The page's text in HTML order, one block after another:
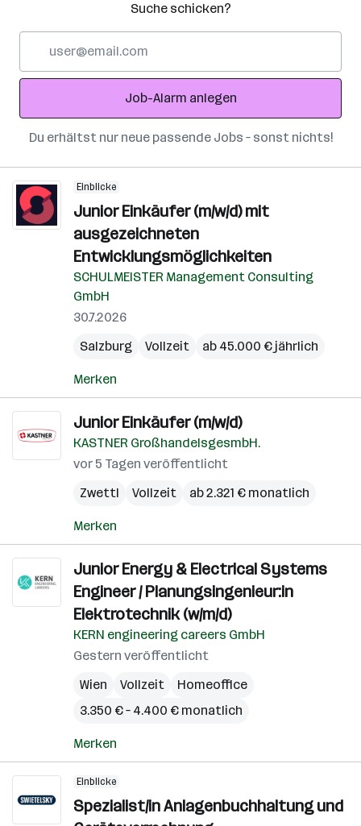
Suche schicken?
Adresse
Job-Alarm anlegen
Du erhältst nur neue passende Jobs – sonst nichts!
Einblicke
Junior Einkäufer (m/w/d) mit
ausgezeichneten
Entwicklungsmöglichkeiten
SCHULMEISTER Management Consulting
GmbH
30.7.2026
Salzburg
Vollzeit ab 45.000 € jährlich
Merken
Junior Einkäufer (m/w/d)
KASTNER GroßhandelsgesmbH.
vor 5 Tagen veröffentlicht
Zwettl
Vollzeit ab 2.321 € monatlich
Merken
Junior Energy & Electrical Systems
Engineer / Planungsingenieur:in
Elektrotechnik (w/m/d)
KERN engineering careers GmbH
Gestern veröffentlicht
Wien
Vollzeit
Homeoffice
3.350 € – 4.400 € monatlich
Merken
Einblicke
Spezialist/in Anlagenbuchhaltung und